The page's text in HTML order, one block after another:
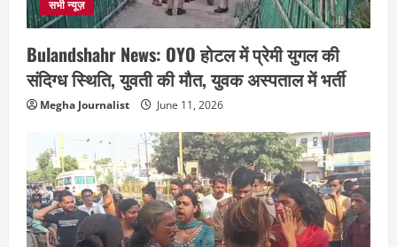
सभी न्यूज़
Bulandshahr News: OYO होटल में प्रेमी युगल की
संदिग्ध स्थिति, युवती की मौत, युवक अस्पताल में भर्ती
Megha Journalist June 11, 2026